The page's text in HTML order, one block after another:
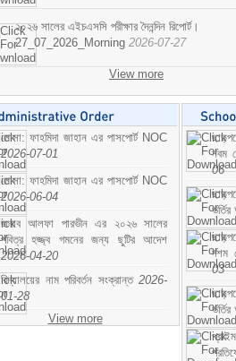
২০২৬ সালের এইচএসসি পরীক্ষার দৈনন্দিন রিপোর্ট।
27_07_2026_Morning 2026-07-27
View more
মোসা: ফাহমিদা জাহান এর পাসপোর্ট NOC
2026-07-01
মোসা: ফাহমিদা জাহান এর পাসপোর্ট NOC
2026-06-04
জনাব আলফা পারভীন এর ২০২৬ সালের
পবিত্র হজ্জ্ব গমনের জন্য ছুটির আদেশ
2026-04-20
বিদ্যালয়ের নাম পরিবর্তন সংক্রান্ত 2026-
01-28
View more
নবম
06
দশম
03